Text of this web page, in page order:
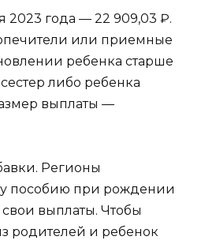
2023 года — 22 909,03 ₽.
или приемные
ребенка старше
либо ребенка
выплаты —
Регионы
пособию при рождении
выплаты. Чтобы
родителей и ребенок